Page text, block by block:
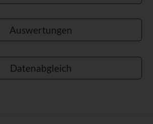
Auswertungen
Datenabgleich